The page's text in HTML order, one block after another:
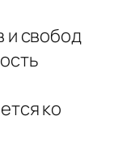
и свобод
ко